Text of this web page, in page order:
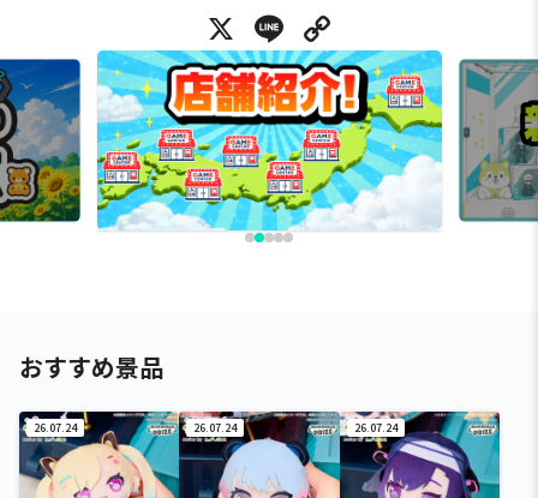
X Line
おすすめ景品
26.07.24 26.07.24 26.07.24